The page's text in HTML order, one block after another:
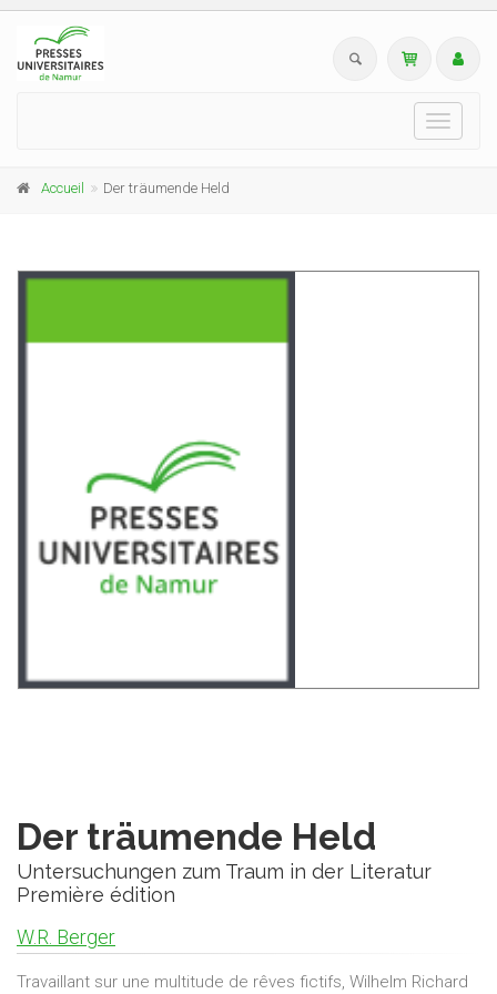
Toggle
Accueil Der träumende Held
Der träumende Held
Untersuchungen zum Traum in der Literatur
Première édition
W.R. Berger
Travaillant sur une multitude de rêves fictifs, Wilhelm Richard